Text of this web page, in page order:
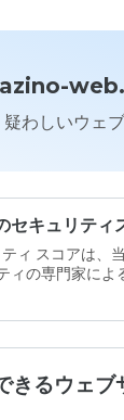
疑わしいウェ
セキュリティ
ィ スコアは、
ィの専門家によ
きるウェ